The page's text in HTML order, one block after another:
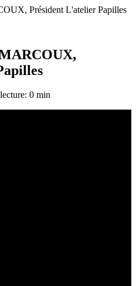
Président L'atelier Papilles
0 min